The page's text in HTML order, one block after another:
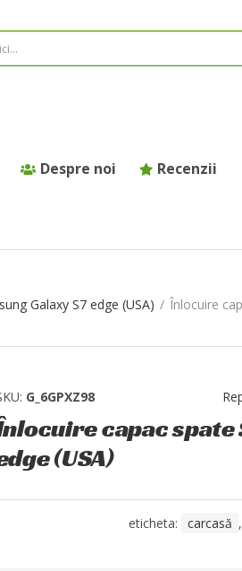
Despre noi Recenzii
Galaxy S7 edge (USA) / Înlocuire
G_6GPXZ98
capac spate
(USA)
eticheta: carcasă ,